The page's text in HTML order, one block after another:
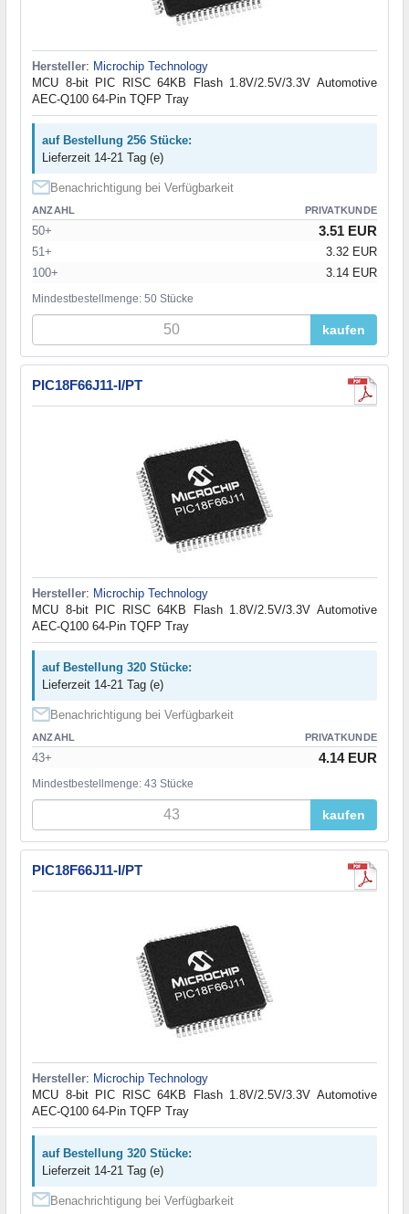
Hersteller: Microchip Technology
MCU 8-bit PIC RISC 64KB Flash 1.8V/2.5V/3.3V Automotive
AEC-Q100 64-Pin TQFP Tray
auf Bestellung 256 Stücke:
Lieferzeit 14-21 Tag (e)
Benachrichtigung bei Verfügbarkeit
ANZAHL PRIVATKUNDE
50+ 3.51 EUR
51+
3.32 EUR
100+
3.14 EUR
Mindestbestellmenge: 50 Stücke
kaufen
PIC18F66J11-I/PT
Hersteller: Microchip Technology
MCU 8-bit PIC RISC 64KB Flash 1.8V/2.5V/3.3V Automotive
AEC-Q100 64-Pin TQFP Tray
auf Bestellung 320 Stücke:
Lieferzeit 14-21 Tag (e)
Benachrichtigung bei Verfügbarkeit
ANZAHL PRIVATKUNDE
43+ 4.14 EUR
Mindestbestellmenge: 43 Stücke
kaufen
PIC18F66J11-I/PT
Hersteller: Microchip Technology
MCU 8-bit PIC RISC 64KB Flash 1.8V/2.5V/3.3V Automotive
AEC-Q100 64-Pin TQFP Tray
auf Bestellung 320 Stücke:
Lieferzeit 14-21 Tag (e)
Benachrichtigung bei Verfügbarkeit